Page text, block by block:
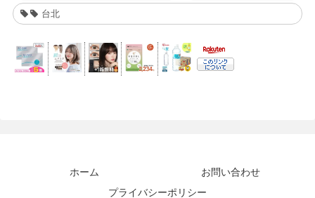
台北
ホーム
お問い合わせ
プライバシーポリシー